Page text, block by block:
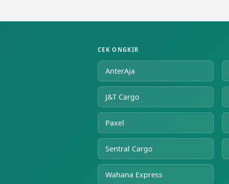
CEK ONGKIR
AnterAja
J&T Cargo
Paxel
Sentral Cargo
Wahana Express